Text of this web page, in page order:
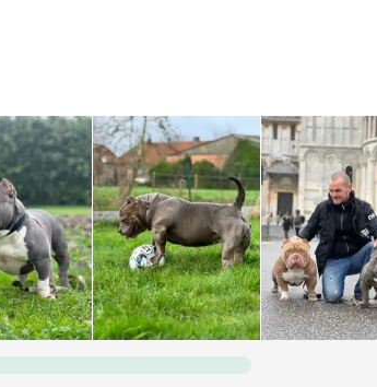
und Stärke aus. Gleichzeitig ist das Wesen
sind. Das Ziel meiner Zucht ist es,
American Bullies zu züchten, die ihren
haben.